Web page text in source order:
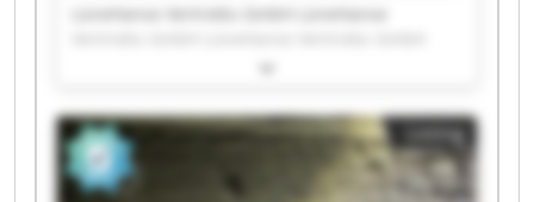
LüneHanse Vertriebs GmbH LüneHanse
LüneHanse Vertriebs GmbH LüneHanse
Vertriebs GmbH LüneHanse Vertriebs GmbH
LüneHanse Vertriebs GmbH LüneHanse
Vertriebs GmbH LüneHanse Vertriebs GmbH
Listing